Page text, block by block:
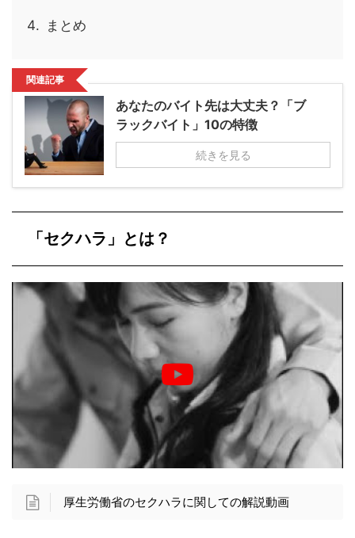
まとめ
関連記事
あなたのバイト先は大丈夫？「ブ
ラックバイト」10の特徴
続きを見る
「セクハラ」とは？
厚生労働省のセクハラに関しての解説動画